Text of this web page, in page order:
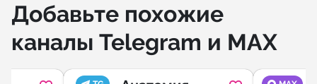
Добавьте похожие
каналы Telegram и MAX